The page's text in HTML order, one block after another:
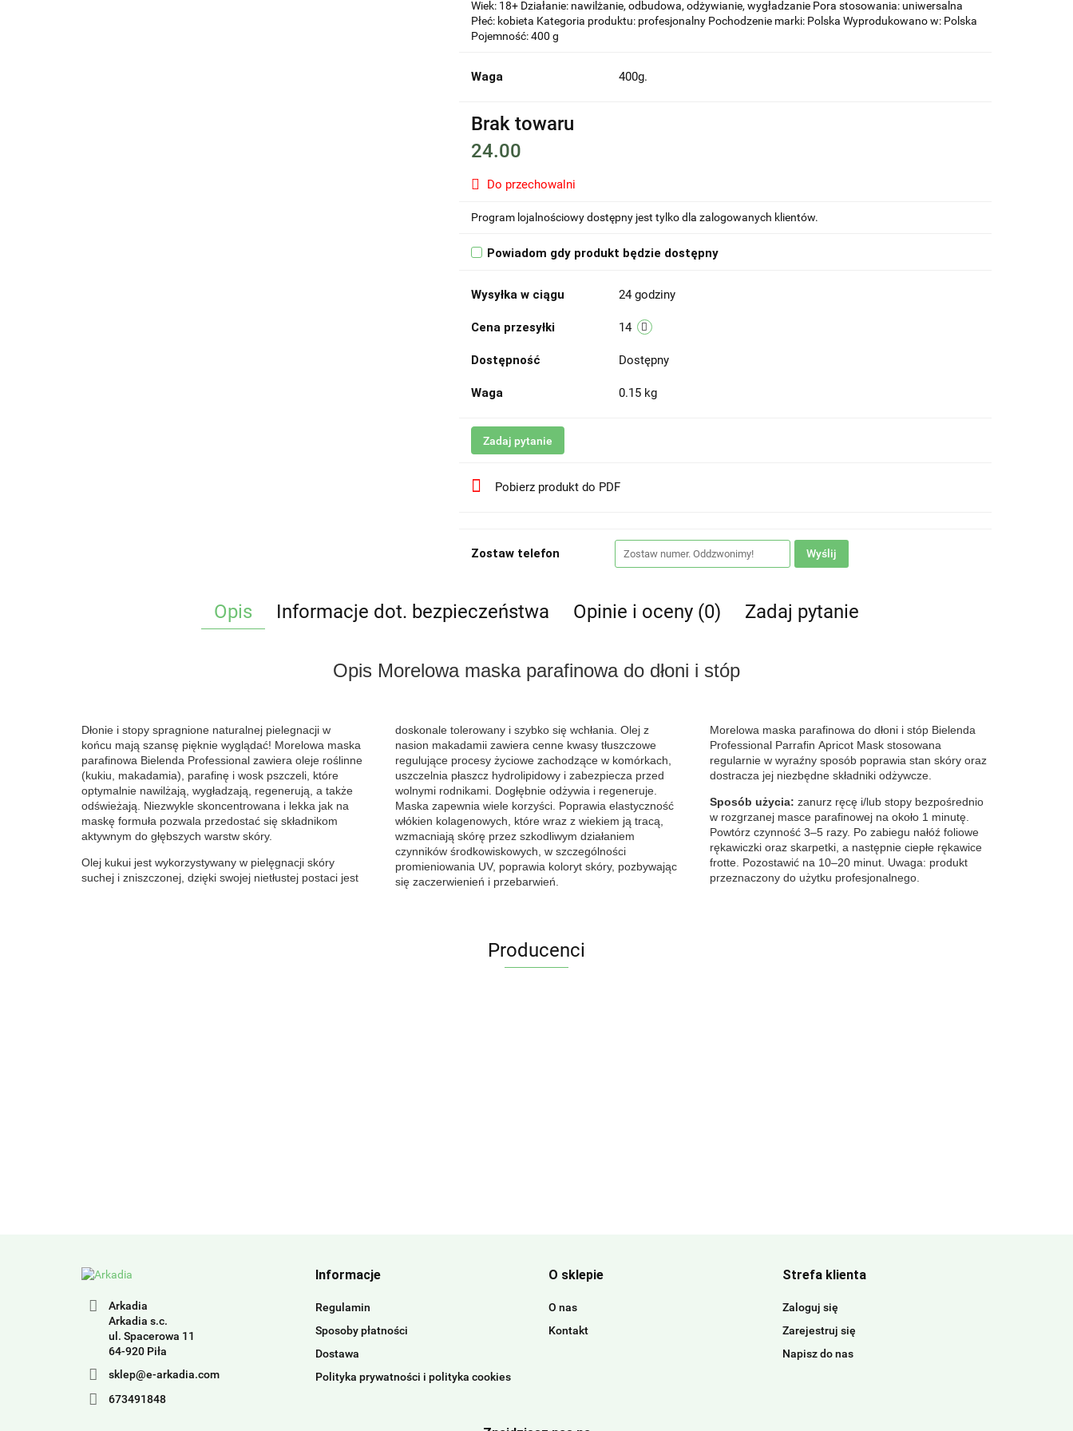
Wiek: 18+ Działanie: nawilżanie, odbudowa, odżywianie, wygładzanie Pora stosowania: uniwersalna
Płeć: kobieta Kategoria produktu: profesjonalny Pochodzenie marki: Polska Wyprodukowano w: Polska
Pojemność: 400 g
Waga 400g.
Brak towaru
24.00
Do przechowalni
Program lojalnościowy dostępny jest tylko dla zalogowanych klientów.
Powiadom gdy produkt będzie dostępny
Wysyłka w ciągu 24 godziny
Cena przesyłki 14
Dostępność Dostępny
Waga 0.15 kg
Zadaj pytanie
Pobierz produkt do PDF
Zostaw telefon Wyślij
Opis Informacje dot. bezpieczeństwa Opinie i oceny (0) Zadaj pytanie
Opis Morelowa maska parafinowa do dłoni i stóp
Dłonie i stopy spragnione naturalnej pielegnacji w
końcu mają szansę pięknie wyglądać! Morelowa maska
parafinowa Bielenda Professional zawiera oleje roślinne
(kukiu, makadamia), parafinę i wosk pszczeli, które
optymalnie nawilżają, wygładzają, regenerują, a także
odświeżają. Niezwykle skoncentrowana i lekka jak na
maskę formuła pozwala przedostać się składnikom
aktywnym do głębszych warstw skóry.
Olej kukui jest wykorzystywany w pielęgnacji skóry
suchej i zniszczonej, dzięki swojej nietłustej postaci jest
doskonale tolerowany i szybko się wchłania. Olej z
nasion makadamii zawiera cenne kwasy tłuszczowe
regulujące procesy życiowe zachodzące w komórkach,
uszczelnia płaszcz hydrolipidowy i zabezpiecza przed
wolnymi rodnikami. Dogłębnie odżywia i regeneruje.
Maska zapewnia wiele korzyści. Poprawia elastyczność
włókien kolagenowych, które wraz z wiekiem ją tracą,
wzmacniają skórę przez szkodliwym działaniem
czynników środkowiskowych, w szczególności
promieniowania UV, poprawia koloryt skóry, pozbywając
się zaczerwienień i przebarwień.
Morelowa maska parafinowa do dłoni i stóp Bielenda
Professional Parrafin Apricot Mask stosowana
regularnie w wyraźny sposób poprawia stan skóry oraz
dostracza jej niezbędne składniki odżywcze.
Sposób użycia: zanurz ręcę i/lub stopy bezpośrednio
w rozgrzanej masce parafinowej na około 1 minutę.
Powtórz czynność 3–5 razy. Po zabiegu nałóź foliowe
rękawiczki oraz skarpetki, a następnie ciepłe rękawice
frotte. Pozostawić na 10–20 minut. Uwaga: produkt
przeznaczony do użytku profesjonalnego.
Producenci
Arkadia
Arkadia s.c.
ul. Spacerowa 11
64-920 Piła
sklep@e-arkadia.com
673491848
Informacje
Regulamin
Sposoby płatności
Dostawa
Polityka prywatności i polityka cookies
O sklepie
O nas
Kontakt
Strefa klienta
Zaloguj się
Zarejestruj się
Napisz do nas